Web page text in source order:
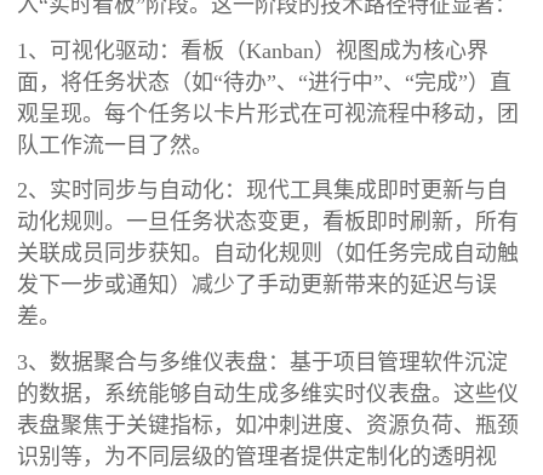
1、可视化驱动：看板（Kanban）视图成为核心界
面，将任务状态（如“待办”、“进行中”、“完成”）直
观呈现。每个任务以卡片形式在可视流程中移动，团
队工作流一目了然。
2、实时同步与自动化：现代工具集成即时更新与自
动化规则。一旦任务状态变更，看板即时刷新，所有
关联成员同步获知。自动化规则（如任务完成自动触
发下一步或通知）减少了手动更新带来的延迟与误
差。
3、数据聚合与多维仪表盘：基于项目管理软件沉淀
的数据，系统能够自动生成多维实时仪表盘。这些仪
表盘聚焦于关键指标，如冲刺进度、资源负荷、瓶颈
识别等，为不同层级的管理者提供定制化的透明视